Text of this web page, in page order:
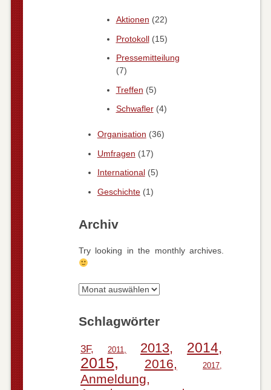
Aktionen (22)
Protokoll(15)
Pressemitteilung
(7)
Treffen (5)
Schwafler(4)
Organisation (36)
Umfragen (17)
International(5)
Geschichte(1)
Archiv
Try looking in the monthly archives.
Archiv
Schlagwörter
3F 2011 2013 2014
2015 2016 2017
Anmeldung